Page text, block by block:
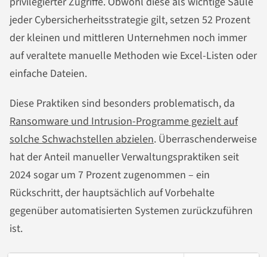
jeder Cybersicherheitsstrategie gilt, setzen 52 Prozent
der kleinen und mittleren Unternehmen noch immer
auf veraltete manuelle Methoden wie Excel-Listen oder
einfache Dateien.
Diese Praktiken sind besonders problematisch, da
Ransomware und Intrusion-Programme gezielt auf
solche Schwachstellen abzielen. Überraschenderweise
hat der Anteil manueller Verwaltungspraktiken seit
2024 sogar um 7 Prozent zugenommen – ein
Rückschritt, der hauptsächlich auf Vorbehalte
gegenüber automatisierten Systemen zurückzuführen
ist.